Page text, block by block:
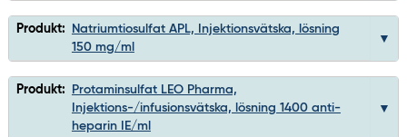
Produkt:
Natriumtiosulfat APL, Injektionsvätska, lösning
150 mg/ml
Produkt:
Protaminsulfat LEO Pharma,
Injektions-/infusionsvätska, lösning 1400 anti-
heparin IE/ml